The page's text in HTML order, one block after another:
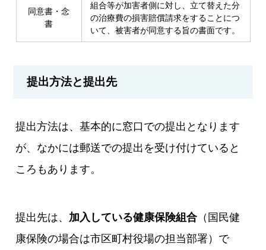
同意書・念
書
組合等が加害者側に対し、立て替えた分
の治療費の損害賠償請求をすることにつ
いて、被害者が同意する旨の書面です。
提出方法と提出先
提出方法は、基本的に窓口での提出となります
が、なかには郵送での提出を受け付けていると
ころもあります。
提出先は、 加入している健康保険組合 （国民健
康保険の場合は市区町村役場の担当部署）で